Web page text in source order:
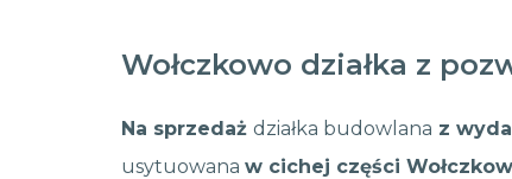
Wołczkowo działka z
Na sprzedaż działka budowlana z
usytuowana w cichej części